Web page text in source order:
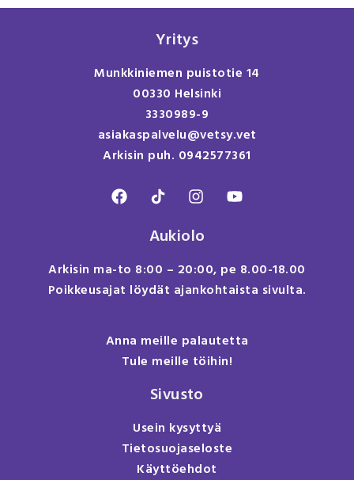
Yritys
Munkkiniemen puistotie 14
00330 Helsinki
3330989-9
asiakaspalvelu@vetsy.vet
Arkisin puh. 0942577361
Aukiolo
Arkisin ma-to 8:00 – 20:00, pe 8.00-18.00
Poikkeusajat löydät ajankohtaista sivulta.
Anna meille palautetta
Tule meille töihin!
Sivusto
Usein kysyttyä
Tietosuojaseloste
Käyttöehdot